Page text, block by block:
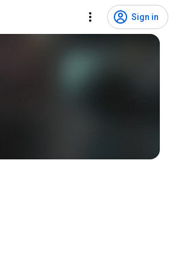
Sign in